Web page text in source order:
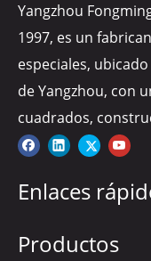
Yangzhou
1997, es un
especiales,
de Yangzhou, con
cuadrados,
Enlaces
Productos